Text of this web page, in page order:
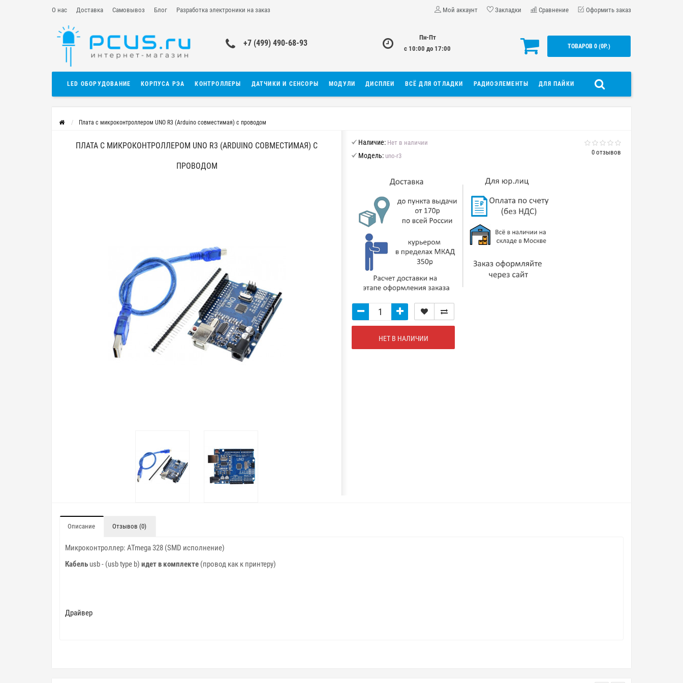
О нас Доставка Самовывоз Блог Разработка электроники на заказ Мой аккаунт Закладки Сравнение Оформить заказ
+7 (499) 490-68-93
Пн-Пт
с 10:00 до 17:00
ТОВАРОВ 0 (0Р.)
LED ОБОРУДОВАНИЕ КОРПУСА РЭА КОНТРОЛЛЕРЫ ДАТЧИКИ И СЕНСОРЫ МОДУЛИ ДИСПЛЕИ ВСЁ ДЛЯ ОТЛАДКИ РАДИОЭЛЕМЕНТЫ ДЛЯ ПАЙКИ
Плата с микроконтроллером UNO R3 (Arduino совместимая) с проводом
ПЛАТА С МИКРОКОНТРОЛЛЕРОМ UNO R3 (ARDUINO СОВМЕСТИМАЯ) С
ПРОВОДОМ
0 отзывов
Наличие: Нет в наличии
Модель: uno-r3
НЕТ В НАЛИЧИИ
Описание Отзывов (0)
Микроконтроллер: ATmega 328 (SMD исполнение)
Кабель usb - (usb type b) идет в комплекте (провод как к принтеру)
Драйвер